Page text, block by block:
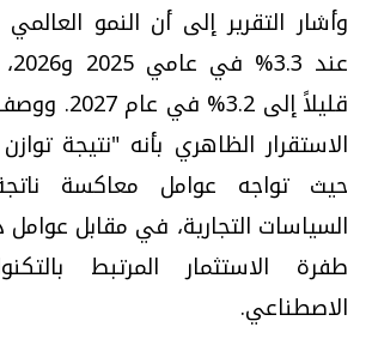
وأشار التقرير إلى أن النمو
قليلاً إلى
الاستقرار الظاهري بأنه "نتيجة
حيث تواجه عوامل معاكسة
السياسات التجارية، في مقابل
طفرة الاستثمار المرتبط
الاصطناعي.